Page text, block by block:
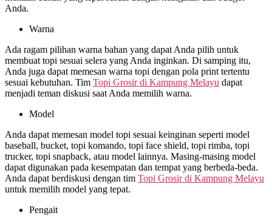
Anda.
Warna
Ada ragam pilihan warna bahan yang dapat Anda pilih untuk
membuat topi sesuai selera yang Anda inginkan. Di samping itu,
Anda juga dapat memesan warna topi dengan pola print tertentu
sesuai kebutuhan. Tim Topi Grosir di Kampung Melayu dapat
menjadi teman diskusi saat Anda memilih warna.
Model
Anda dapat memesan model topi sesuai keinginan seperti model
baseball, bucket, topi komando, topi face shield, topi rimba, topi
trucker, topi snapback, atau model lainnya. Masing-masing model
dapat digunakan pada kesempatan dan tempat yang berbeda-beda.
Anda dapat berdiskusi dengan tim Topi Grosir di Kampung Melayu
untuk memilih model yang tepat.
Pengait